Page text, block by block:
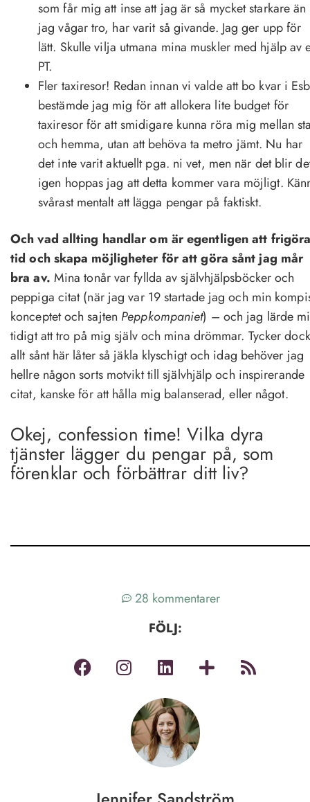
som får mig att inse att jag är så mycket starkare än
jag vågar tro, har varit så givande. Jag ger upp för
lätt. Skulle vilja utmana mina muskler med hjälp av
PT.
Fler taxiresor! Redan innan vi valde att bo kvar i
bestämde jag mig för att allokera lite budget för
taxiresor för att smidigare kunna röra mig mellan
och hemma, utan att behöva ta metro jämt. Nu har
det inte varit aktuellt pga. ni vet, men när det blir
igen hoppas jag att detta kommer vara möjligt.
svårast mentalt att lägga pengar på faktiskt.
Och vad allting handlar om är egentligen att
tid och skapa möjligheter för att göra sånt jag mår
bra av. Mina tonår var fyllda av självhjälpsböcker och
peppiga citat (när jag var 19 startade jag och min
konceptet och sajten Peppkompaniet) – och jag lärde
tidigt att tro på mig själv och mina drömmar. Tycker dock
allt sånt här låter så jäkla klyschigt och idag behöver jag
hellre någon sorts motvikt till självhjälp och inspirerande
citat, kanske för att hålla mig balanserad, eller något.
Okej, confession time! Vilka dyra
tjänster lägger du pengar på, som
förenklar och förbättrar ditt liv?
28 kommentarer
FÖLJ: